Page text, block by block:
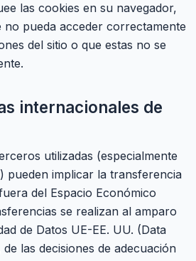
las cookies en su navegador,
pueda acceder correctamente
del sitio o que estas no se
internacionales de
utilizadas (especialmente
pueden implicar la transferencia
del Espacio Económico
se realizan al amparo
de Datos UE-EE. UU. (Data
las decisiones de adecuación